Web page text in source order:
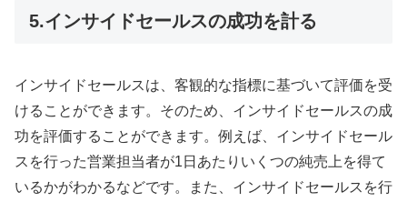
5.インサイドセールスの成功を計る
インサイドセールスは、客観的な指標に基づいて評価を受
けることができます。そのため、インサイドセールスの成
功を評価することができます。例えば、インサイドセール
スを行った営業担当者が1日あたりいくつの純売上を得て
いるかがわかるなどです。また、インサイドセールスを行